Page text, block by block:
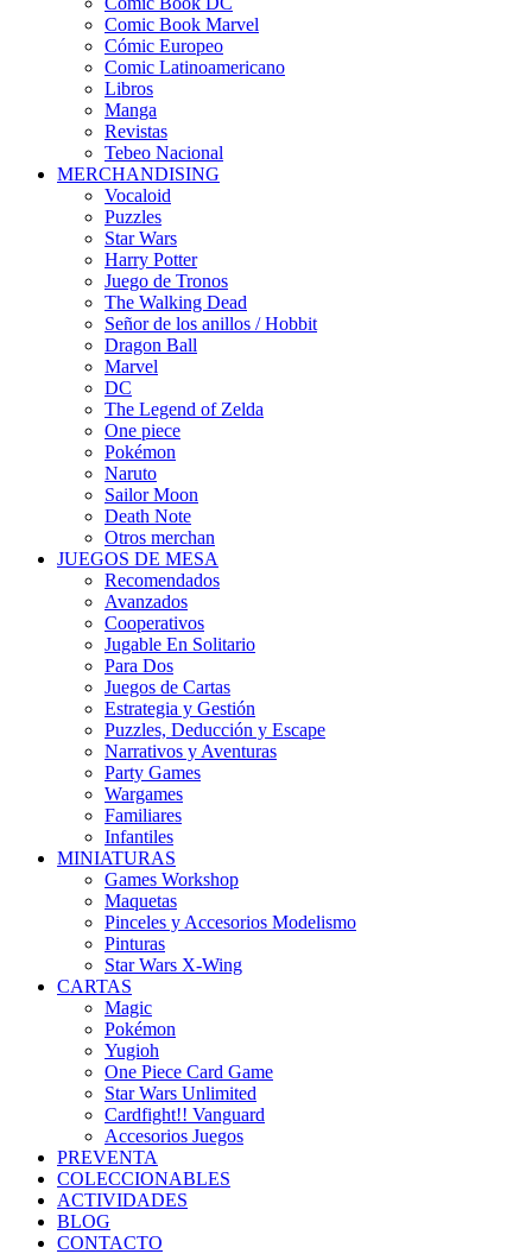
Comic Book Marvel
Cómic Europeo
Comic Latinoamericano
Libros
Manga
Revistas
Tebeo Nacional
MERCHANDISING
Vocaloid
Puzzles
Star Wars
Harry Potter
Juego de Tronos
The Walking Dead
Señor de los anillos / Hobbit
Dragon Ball
Marvel
DC
The Legend of Zelda
One piece
Pokémon
Naruto
Sailor Moon
Death Note
Otros merchan
JUEGOS DE MESA
Recomendados
Avanzados
Cooperativos
Jugable En Solitario
Para Dos
Juegos de Cartas
Estrategia y Gestión
Puzzles, Deducción y Escape
Narrativos y Aventuras
Party Games
Wargames
Familiares
Infantiles
MINIATURAS
Games Workshop
Maquetas
Pinceles y Accesorios Modelismo
Pinturas
Star Wars X-Wing
CARTAS
Magic
Pokémon
Yugioh
One Piece Card Game
Star Wars Unlimited
Cardfight!! Vanguard
Accesorios Juegos
PREVENTA
COLECCIONABLES
ACTIVIDADES
BLOG
CONTACTO